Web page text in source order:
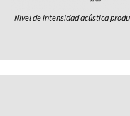
Nivel de intensidad acústica